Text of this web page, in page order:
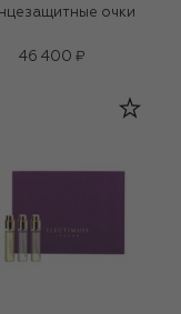
очки
46 400 ₽